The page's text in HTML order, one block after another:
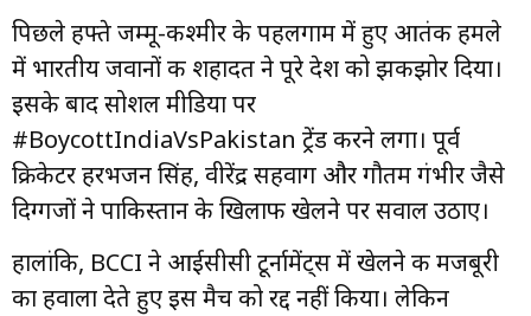
पिछले हफ्ते जम्मू-कश्मीर के पहलगाम में हुए आतंकी हमले
में भारतीय जवानों की शहादत ने पूरे देश को झकझोर दिया।
इसके बाद सोशल मीडिया पर
#BoycottIndiaVsPakistan ट्रेंड करने लगा। पूर्व
क्रिकेटर हरभजन सिंह, वीरेंद्र सहवाग और गौतम गंभीर जैसे
दिग्गजों ने पाकिस्तान के खिलाफ खेलने पर सवाल उठाए।
हालांकि, BCCI ने आईसीसी टूर्नामेंट्स में खेलने की मजबूरी
का हवाला देते हुए इस मैच को रद्द नहीं किया। लेकिन